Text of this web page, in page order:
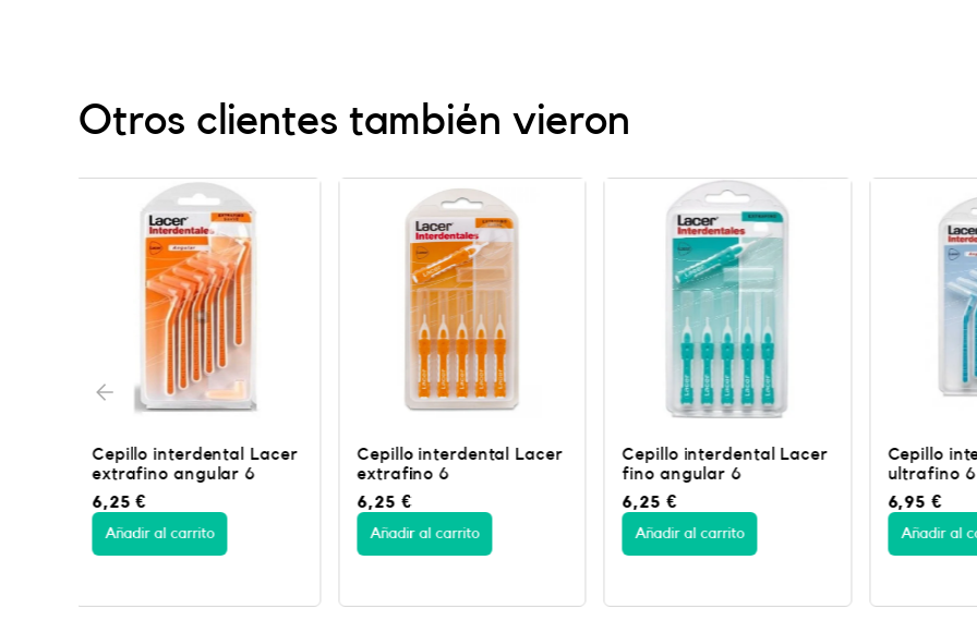
Otros clientes también vieron
Cepillo interdental Lacer
extrafino 6
6,25€
Añadir al carrito
Cepillo interdental Lacer
fino angular 6
6,25€
Añadir al carrito
Cepillo interdental Lacer
ultrafino 6
6,95€
Añadir al carrito
GUM
LARGE
9,50€
Añadir al